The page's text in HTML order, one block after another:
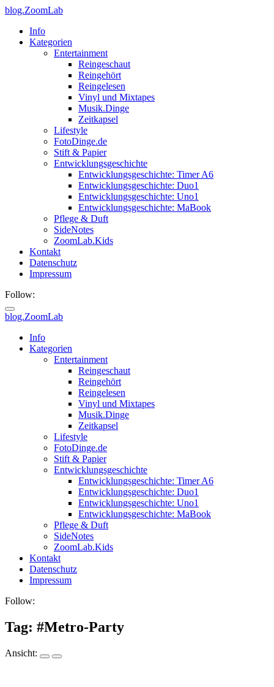
blog.ZoomLab
Info
Kategorien
Entertainment
Reingeschaut
Reingehört
Reingelesen
Vinyl und Mixtapes
Musik.Dinge
Zeitkapsel
Lifestyle
FotoDinge.de
Stift & Papier
Entwicklungsgeschichte
Entwicklungsgeschichte: Timer A6
Entwicklungsgeschichte: Duo1
Entwicklungsgeschichte: Uno1
Entwicklungsgeschichte: MaBook
Pflege & Duft
SideNotes
ZoomLab.Kids
Kontakt
Datenschutz
Impressum
Follow:
blog.ZoomLab
ZoomLab
Info
Kategorien
Entertainment
Reingeschaut
Reingehört
Reingelesen
Vinyl und Mixtapes
Musik.Dinge
Zeitkapsel
Lifestyle
FotoDinge.de
Stift & Papier
Entwicklungsgeschichte
Entwicklungsgeschichte: Timer A6
Entwicklungsgeschichte: Duo1
Entwicklungsgeschichte: Uno1
Entwicklungsgeschichte: MaBook
Pflege & Duft
SideNotes
ZoomLab.Kids
Kontakt
Datenschutz
Impressum
Follow:
Tag: #Metro-Party
Ansicht: